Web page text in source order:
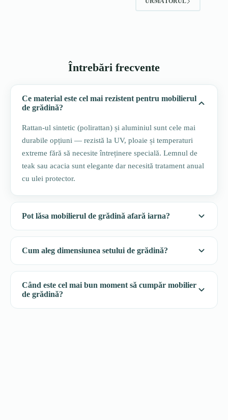
Întrebări frecvente
Ce material este cel mai rezistent pentru mobilierul
de grădină?
Rattan-ul sintetic (polirattan) și aluminiul sunt cele mai
durabile opțiuni — rezistă la UV, ploaie și temperaturi
extreme fără să necesite întreținere specială. Lemnul de
teak sau acacia sunt elegante dar necesită tratament anual
cu ulei protector.
Pot lăsa mobilierul de grădină afară iarna?
Cum aleg dimensiunea setului de grădină?
Când este cel mai bun moment să cumpăr mobilier
de grădină?